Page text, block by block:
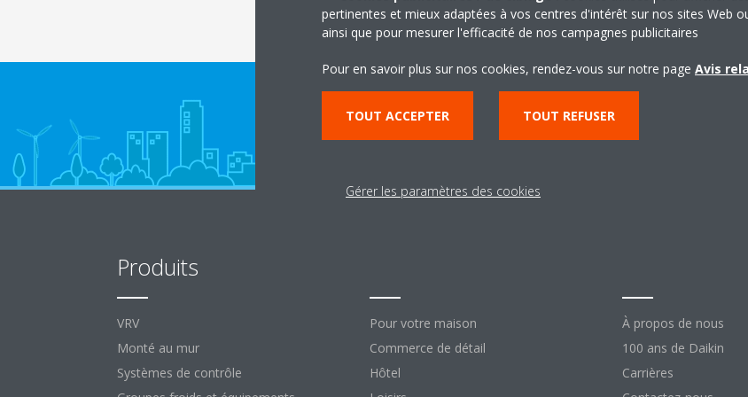
Produits
VRV
Monté au mur
Systèmes de contrôle
Pour votre maison
Commerce de détail
Hôtel
À propos de nous
100 ans de Daikin
Carrières
pertinentes et mieux adaptées à vos centres d'intérêt sur nos sites Web
ainsi que pour mesurer l'efficacité de nos campagnes publicitaires
Pour en savoir plus sur nos cookies, rendez-vous sur notre page Avis
TOUT ACCEPTER TOUT REFUSER
Gérer les paramètres des cookies